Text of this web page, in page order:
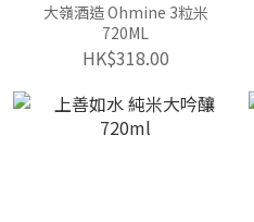
大嶺酒造 Ohmine 3粒米
720ML
HK$318.00